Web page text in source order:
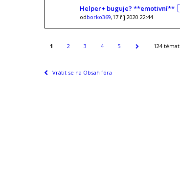
Helper+ buguje? **emotivní**
odborko369,17 říj 2020 22:44
1 2 3 4 5 124 témat
Vrátit se na Obsah fóra